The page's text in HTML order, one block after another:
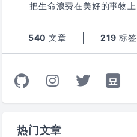
把生命浪费在美好的事物上
540文章 219标签
热门文章